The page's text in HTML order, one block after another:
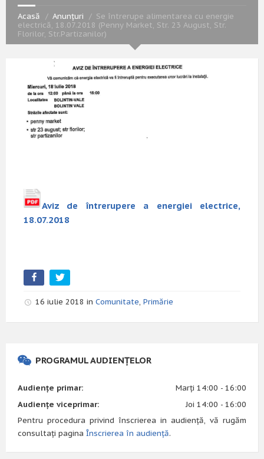
Acasă Anunțuri
Se întrerupe alimentarea cu energie
electrică, 18.07.2018 (Penny Market, Str. 23 August, Str.
Florilor, Str.Partizanilor)
Aviz de întrerupere a energiei electrice,
18.07.2018
16 iulie 2018 in Comunitate, Primărie
PROGRAMUL AUDIENȚELOR
Audiențe primar:
Marți 14:00 - 16:00
Audiențe viceprimar:
Joi 14:00 - 16:00
Pentru procedura privind înscrierea in audiență, vă rugăm
consultați pagina Înscrierea în audiență.